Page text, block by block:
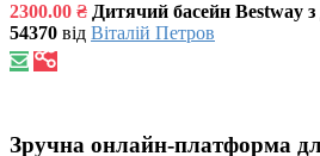
2300.00 ₴ Дитячий басейн Bestway
54370 від Віталій Петров
Зручна онлайн-платформа